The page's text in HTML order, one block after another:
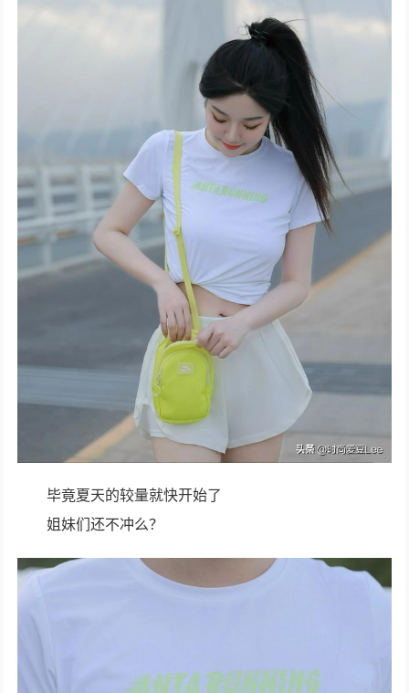
毕竟夏天的较量就快开始了
姐妹们还不冲么？